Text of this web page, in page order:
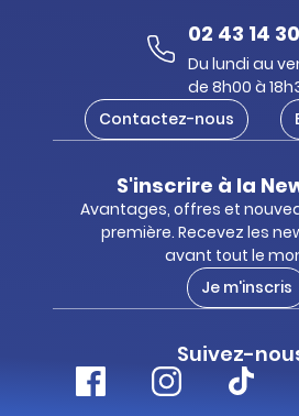
02 43 14
Du lundi au
de 8h00 à
Contactez-nous
S'inscrire à la
Avantages, offres et
première. Recevez les
avant tout le
Je m'inscris
Suivez-